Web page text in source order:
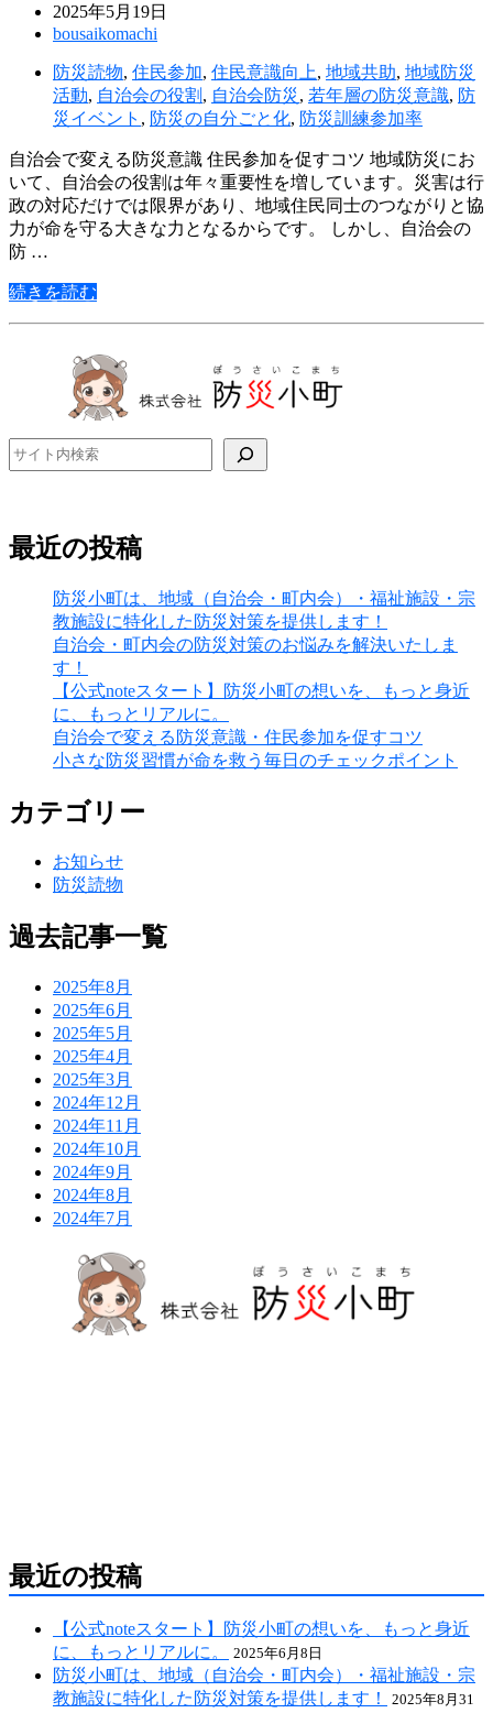
2025年5月19日
bousaikomachi
防災読物, 住民参加, 住民意識向上, 地域共助, 地域防災
活動, 自治会の役割 , 自治会防災, 若年層の防災意識, 防
災イベント , 防災の自分ごと化, 防災訓練参加率
自治会で変える防災意識 住民参加を促すコツ 地域防災にお
いて、自治会の役割は年々重要性を増しています。災害は行
政の対応だけでは限界があり、地域住民同士のつながりと協
力が命を守る大きな力となるからです。 しかし、自治会の
防 …
続きを読む
検索
最近の投稿
防災小町は、地域（自治会・町内会）・福祉施設・宗
教施設に特化した防災対策を提供します！
自治会・町内会の防災対策のお悩みを解決いたしま
す！
【公式noteスタート】防災小町の想いを、もっと身近
に、もっとリアルに。
自治会で変える防災意識・住民参加を促すコツ
小さな防災習慣が命を救う毎日のチェックポイント
カテゴリー
お知らせ
防災読物
過去記事一覧
2025年8月
2025年6月
2025年5月
2025年4月
2025年3月
2024年12月
2024年11月
2024年10月
2024年9月
2024年8月
2024年7月
最近の投稿
【公式noteスタート】防災小町の想いを、もっと身近
に、もっとリアルに。
2025年6月8日
防災小町は、地域（自治会・町内会）・福祉施設・宗
教施設に特化した防災対策を提供します！
2025年8月31